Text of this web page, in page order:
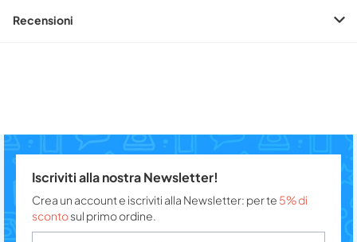
Recensioni
Iscriviti alla nostra Newsletter!
Crea un account e iscriviti alla Newsletter: per te 5% di
scontosul primo ordine.